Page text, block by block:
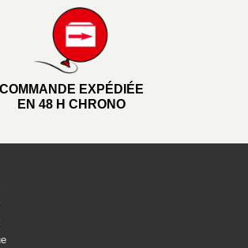
COMMANDE EXPÉDIÉE
EN 48 H CHRONO